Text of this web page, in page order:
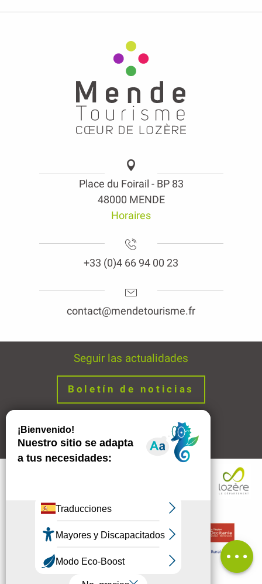
Descripción
Comentarios
Place du Foirail - BP 83
48000 MENDE
Horaires
+33 (0)4 66 94 00 23
contact@mendetourisme.fr
Seguir las actualidades
Boletín de noticias
Avisos legales Enlaces